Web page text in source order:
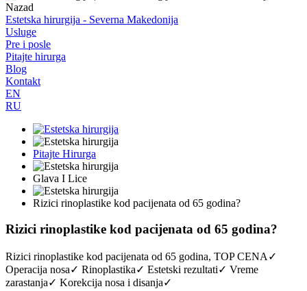
Nazad
Estetska hirurgija - Severna Makedonija
Usluge
Pre i posle
Pitajte hirurga
Blog
Kontakt
EN
RU
Pitajte Hirurga
Glava I Lice
Rizici rinoplastike kod pacijenata od 65 godina?
Rizici rinoplastike kod pacijenata od 65 godina?
Rizici rinoplastike kod pacijenata od 65 godina, TOP CENA✓
Operacija nosa✓ Rinoplastika✓ Estetski rezultati✓ Vreme
zarastanja✓ Korekcija nosa i disanja✓